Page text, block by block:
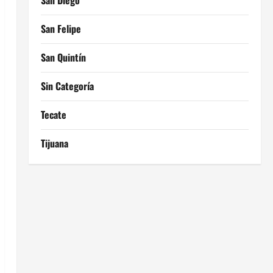
San Felipe
San Quintín
Sin Categoría
Tecate
Tijuana